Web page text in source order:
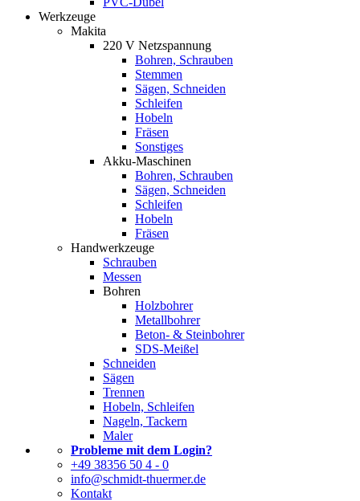
Werkzeuge
Makita
220 V Netzspannung
Bohren, Schrauben
Stemmen
Sägen, Schneiden
Schleifen
Hobeln
Fräsen
Sonstiges
Akku-Maschinen
Bohren, Schrauben
Sägen, Schneiden
Schleifen
Hobeln
Fräsen
Handwerkzeuge
Schrauben
Messen
Bohren
Holzbohrer
Metallbohrer
Beton- & Steinbohrer
SDS-Meißel
Schneiden
Sägen
Trennen
Hobeln, Schleifen
Nageln, Tackern
Maler
Probleme mit dem Login?
+49 38356 50 4 - 0
info@schmidt-thuermer.de
Kontakt